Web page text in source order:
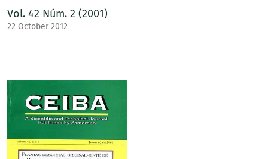
Vol. 42 Núm. 2 (2001)
22 October 2012